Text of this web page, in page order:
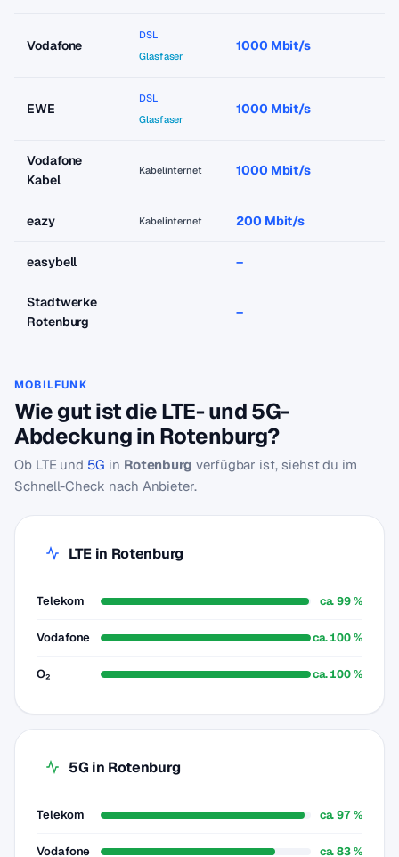
Vodafone
DSL
Glasfaser
1000 Mbit/s
EWE
DSL
Glasfaser
1000 Mbit/s
Vodafone
Kabel
Kabelinternet 1000 Mbit/s
eazy Kabelinternet 200 Mbit/s
easybell –
Stadtwerke
Rotenburg
–
MOBILFUNK
Wie gut ist die LTE- und 5G-
Abdeckung in Rotenburg?
Ob LTE und 5G in Rotenburg verfügbar ist, siehst du im
Schnell-Check nach Anbieter.
LTE in Rotenburg
Telekom ca. 99 %
Vodafone ca. 100 %
O₂ ca. 100 %
5G in Rotenburg
Telekom ca. 97 %
Vodafone ca. 83 %